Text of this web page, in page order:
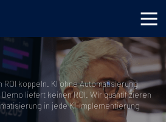
ROI koppeln. KI ohne Automatisierung
liefert keinen ROI. Wir quantifizieren
in jede KI-Implementierung